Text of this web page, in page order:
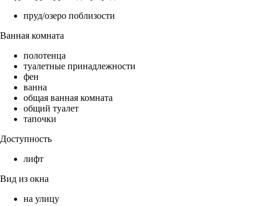
пруд/озеро поблизости
Ванная комната
полотенца
туалетные принадлежности
фен
ванна
общая ванная комната
общий туалет
тапочки
Доступность
лифт
Вид из окна
на улицу